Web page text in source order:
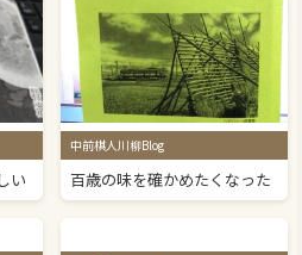
い
中前棋人川柳Blog
百歳の味を確かめたくなった